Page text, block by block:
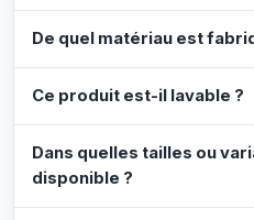
De quel matériau est
Ce produit est-il lavable ?
Dans quelles tailles ou
disponible ?